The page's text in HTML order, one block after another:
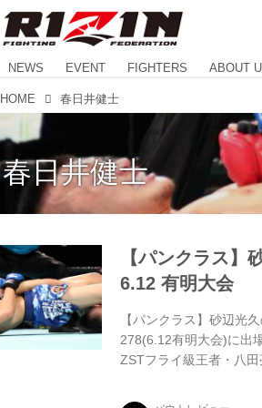
NEWS EVENT FIGHTERS ABOUT
HOME 春日井健士
春日井健士
【パンクラス】
6.12 有明大会
【パンクラス】砂辺光
278(6.12有明大会)に出
ZSTフライ級王者・八田